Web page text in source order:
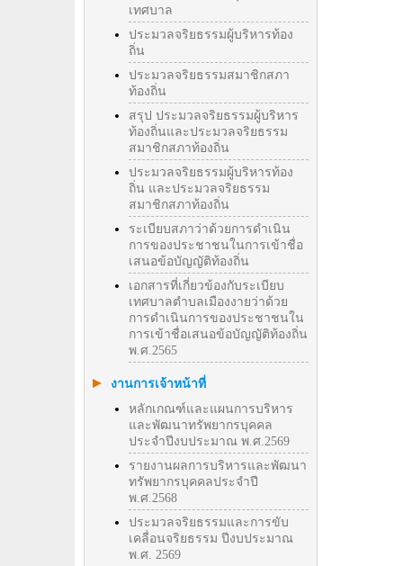
เทศบาล
ประมวลจริยธรรมผู้บริหารท้อง
ถิ่น
ประมวลจริยธรรมสมาชิกสภา
ท้องถิ่น
สรุป ประมวลจริยธรรมผู้บริหาร
ท้องถิ่นและประมวลจริยธรรม
สมาชิกสภาท้องถิ่น
ประมวลจริยธรรมผู้บริหารท้อง
ถิ่น และประมวลจริยธรรม
สมาชิกสภาท้องถิ่น
ระเบียบสภาว่าด้วยการดำเนิน
การของประชาชนในการเข้าชื่อ
เสนอข้อบัญญัติท้องถิ่น
เอกสารที่เกี่ยวข้องกับระเบียบ
เทศบาลตำบลเมืองงายว่าด้วย
การดำเนินการของประชาชนใน
การเข้าชื่อเสนอข้อบัญญัติท้องถิ่น
พ.ศ.2565
งานการเจ้าหน้าที่
หลักเกณฑ์และแผนการบริหาร
และพัฒนาทรัพยากรบุคคล
ประจำปีงบประมาณ พ.ศ.2569
รายงานผลการบริหารและพัฒนา
ทรัพยากรบุคคลประจำปี
พ.ศ.2568
ประมวลจริยธรรมและการขับ
เคลื่อนจริยธรรม ปีงบประมาณ
พ.ศ. 2569